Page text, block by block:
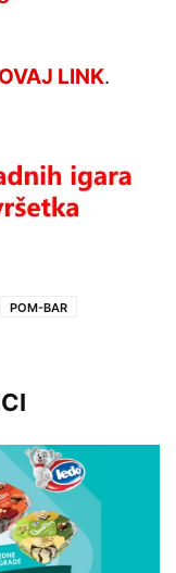
OVAJ LINK.
POM-BAR